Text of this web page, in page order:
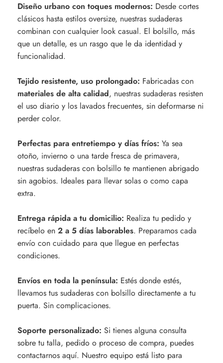
Diseño urbano con toques modernos: Desde cortes
clásicos hasta estilos oversize, nuestras sudaderas
combinan con cualquier look casual. El bolsillo, más
que un detalle, es un rasgo que le da identidad y
funcionalidad.
Tejido resistente, uso prolongado: Fabricadas con
materiales de alta calidad, nuestras sudaderas resisten
el uso diario y los lavados frecuentes, sin deformarse ni
perder color.
Perfectas para entretiempo y días fríos: Ya sea
otoño, invierno o una tarde fresca de primavera,
nuestras sudaderas con bolsillo te mantienen abrigado
sin agobios. Ideales para llevar solas o como capa
extra.
Entrega rápida a tu domicilio: Realiza tu pedido y
recíbelo en 2 a 5 días laborables. Preparamos cada
envío con cuidado para que llegue en perfectas
condiciones.
Envíos en toda la península: Estés donde estés,
llevamos tus sudaderas con bolsillo directamente a tu
puerta. Sin complicaciones.
Soporte personalizado: Si tienes alguna consulta
sobre tu talla, pedido o proceso de compra, puedes
contactarnos aquí. Nuestro equipo está listo para